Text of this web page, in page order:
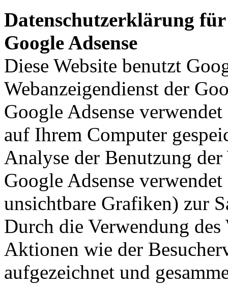
Datenschutzerklärung für
Google Adsense
Diese Website benutzt
Webanzeigendienst der
Google Adsense
auf Ihrem Computer
Analyse der Benutzung
Google Adsense
unsichtbare Grafiken) zur
Durch die Verwendung
Aktionen wie der
aufgezeichnet und